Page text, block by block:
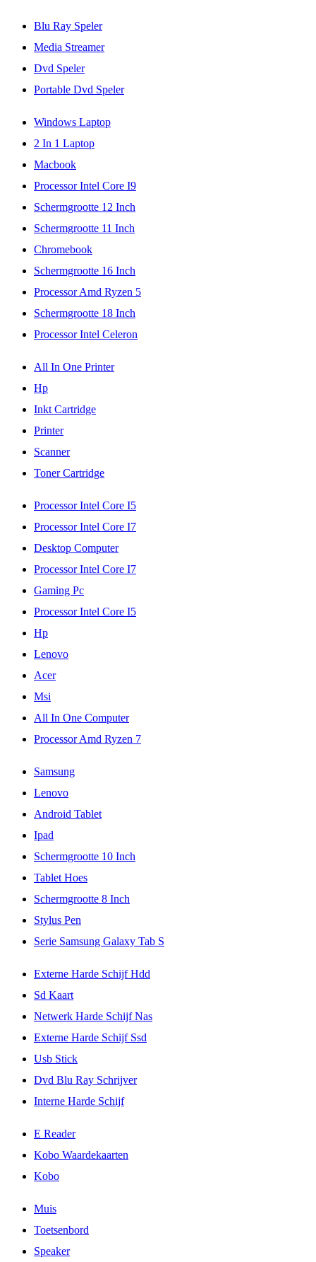
Blu Ray Speler
Media Streamer
Dvd Speler
Portable Dvd Speler
Windows Laptop
2 In 1 Laptop
Macbook
Processor Intel Core I9
Schermgrootte 12 Inch
Schermgrootte 11 Inch
Chromebook
Schermgrootte 16 Inch
Processor Amd Ryzen 5
Schermgrootte 18 Inch
Processor Intel Celeron
All In One Printer
Hp
Inkt Cartridge
Printer
Scanner
Toner Cartridge
Processor Intel Core I5
Processor Intel Core I7
Desktop Computer
Processor Intel Core I7
Gaming Pc
Processor Intel Core I5
Hp
Lenovo
Acer
Msi
All In One Computer
Processor Amd Ryzen 7
Samsung
Lenovo
Android Tablet
Ipad
Schermgrootte 10 Inch
Tablet Hoes
Schermgrootte 8 Inch
Stylus Pen
Serie Samsung Galaxy Tab S
Externe Harde Schijf Hdd
Sd Kaart
Netwerk Harde Schijf Nas
Externe Harde Schijf Ssd
Usb Stick
Dvd Blu Ray Schrijver
Interne Harde Schijf
E Reader
Kobo Waardekaarten
Kobo
Muis
Toetsenbord
Speaker